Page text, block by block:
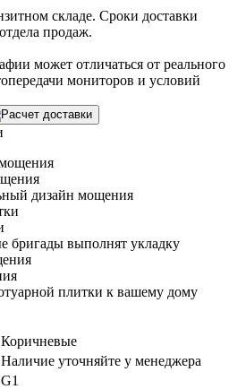
складе. Сроки доставки
продаж.
может отличаться от реального
мониторов и условий
дизайн мощения
бригады выполнят укладку
плитки к вашему дому
Коричневые
Наличие уточняйте у менеджера
G1